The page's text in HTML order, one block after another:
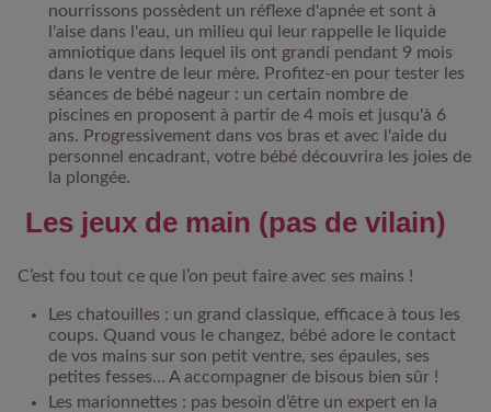
nourrissons possèdent un réflexe d'apnée et sont à
l'aise dans l'eau, un milieu qui leur rappelle le liquide
amniotique dans lequel ils ont grandi pendant 9 mois
dans le ventre de leur mère. Profitez-en pour tester les
séances de bébé nageur : un certain nombre de
piscines en proposent à partir de 4 mois et jusqu'à 6
ans. Progressivement dans vos bras et avec l'aide du
personnel encadrant, votre bébé découvrira les joies de
la plongée.
Les jeux de main (pas de vilain)
C’est fou tout ce que l’on peut faire avec ses mains !
Les chatouilles : un grand classique, efficace à tous les
coups. Quand vous le changez, bébé adore le contact
de vos mains sur son petit ventre, ses épaules, ses
petites fesses… A accompagner de bisous bien sûr !
Les marionnettes : pas besoin d’être un expert en la